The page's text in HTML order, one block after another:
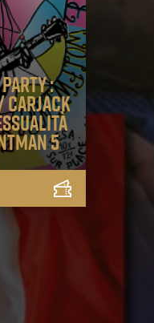
:
Carjack
5